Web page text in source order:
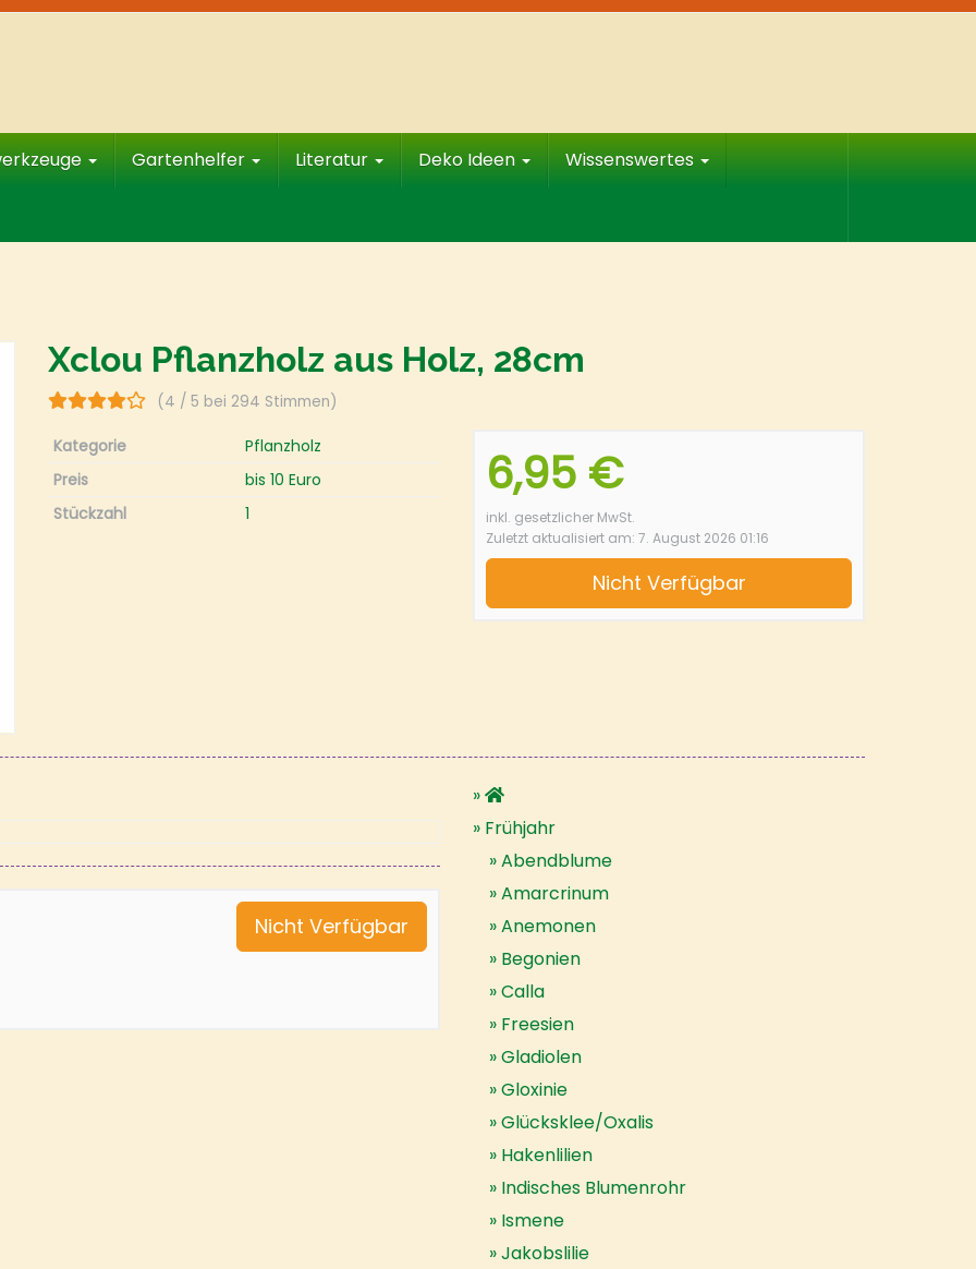
Gartenhelfer Literatur Deko Ideen Wissenswertes
Xclou Pflanzholz aus Holz, 28cm
(4 / 5 bei 294 Stimmen)
6,95 €
inkl. gesetzlicher MwSt.
Zuletzt aktualisiert am: 7. August 2026 01:16
Nicht Verfügbar
Kategorie
Pflanzholz
Preis
bis 10 Euro
Stückzahl
1
Nicht Verfügbar
Frühjahr
Abendblume
Amarcrinum
Anemonen
Begonien
Calla
Freesien
Gladiolen
Gloxinie
Glücksklee/Oxalis
Hakenlilien
Indisches Blumenrohr
Ismene
Jakobslilie